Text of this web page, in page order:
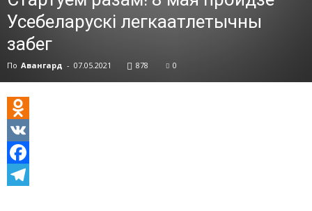
Усебеларускi легкаатлетычны
забег
По Авангард - 07.05.2021 878 0
Odnoklassniki
VK
Facebook